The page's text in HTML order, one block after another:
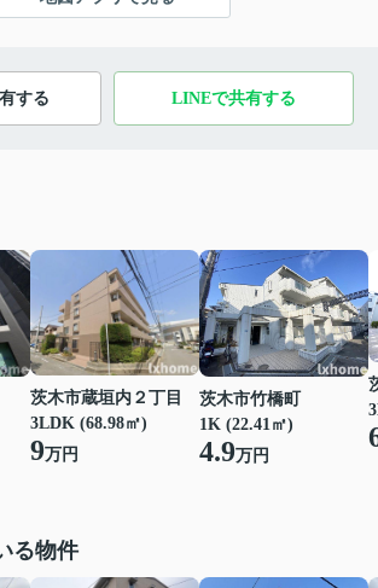
する LINEで共有する
茨木市蔵垣内２丁目
3LDK (68.98㎡)
9万円
茨木市竹橋町
1K (22.41㎡)
4.9万円
る物件